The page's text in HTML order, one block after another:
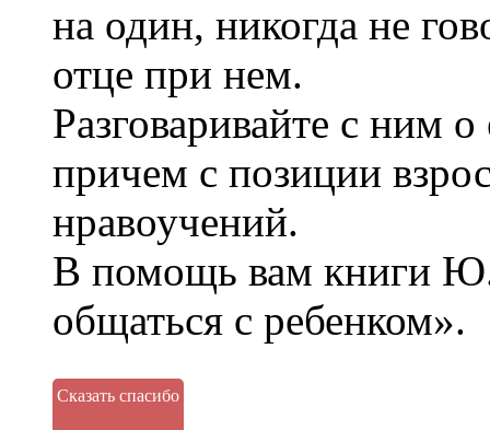
на один, никогда не
отце при нем.
Разговаривайте с ним
причем с позиции
нравоучений.
В помощь вам книги
общаться с ребенком».
Сказать спасибо